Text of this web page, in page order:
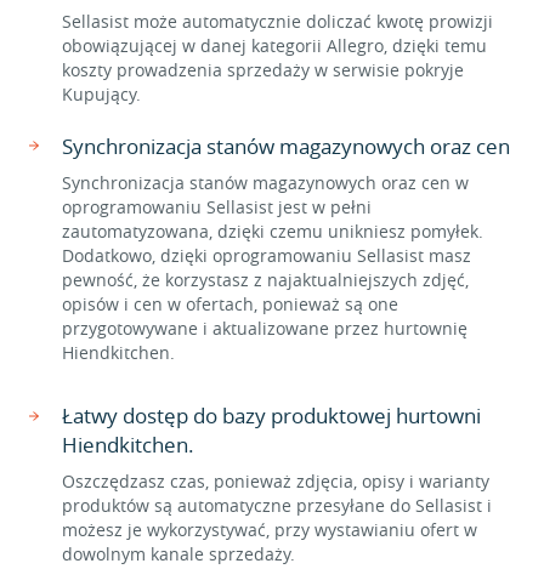
Sellasist może automatycznie doliczać kwotę prowizji
obowiązującej w danej kategorii Allegro, dzięki temu
koszty prowadzenia sprzedaży w serwisie pokryje
Kupujący.
Synchronizacja stanów magazynowych oraz cen
Synchronizacja stanów magazynowych oraz cen w
oprogramowaniu Sellasist jest w pełni
zautomatyzowana, dzięki czemu unikniesz pomyłek.
Dodatkowo, dzięki oprogramowaniu Sellasist masz
pewność, że korzystasz z najaktualniejszych zdjęć,
opisów i cen w ofertach, ponieważ są one
przygotowywane i aktualizowane przez hurtownię
Hiendkitchen.
Łatwy dostęp do bazy produktowej hurtowni
Hiendkitchen.
Oszczędzasz czas, ponieważ zdjęcia, opisy i warianty
produktów są automatyczne przesyłane do Sellasist i
możesz je wykorzystywać, przy wystawianiu ofert w
dowolnym kanale sprzedaży.